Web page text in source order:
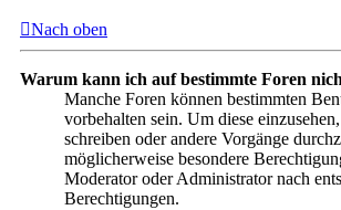
Nach oben
Warum kann ich auf bestimmte Foren
Manche Foren können bestimmten
vorbehalten sein. Um diese
schreiben oder andere Vorgänge
möglicherweise besondere
Moderator oder Administrator nach
Berechtigungen.